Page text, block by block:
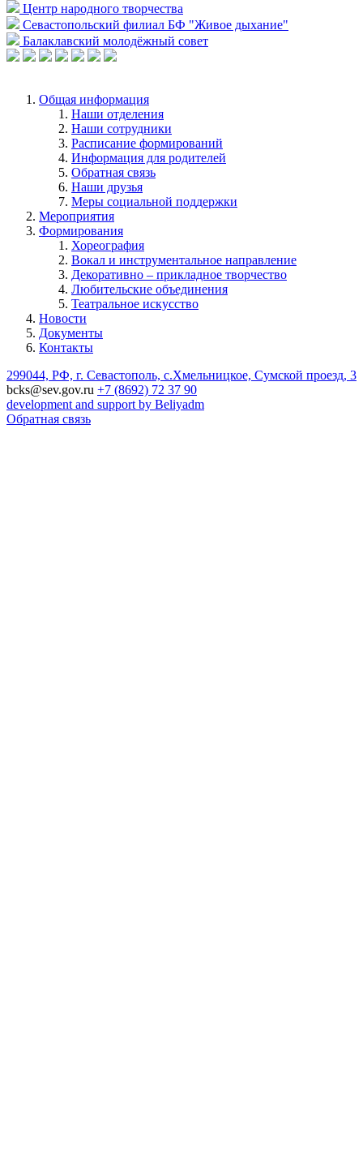
Центр народного творчества
Севастопольский филиал БФ "Живое дыхание"
Балаклавский молодёжный совет
Общая информация
Наши отделения
Наши сотрудники
Расписание формирований
Информация для родителей
Обратная связь
Наши друзья
Меры социальной поддержки
Мероприятия
Формирования
Хореография
Вокал и инструментальное направление
Декоративно – прикладное творчество
Любительские объединения
Театральное искусство
Новости
Документы
Контакты
299044, РФ, г. Севастополь, с.Хмельницкое, Сумской проезд, 3
bcks@sev.gov.ru +7 (8692) 72 37 90
development and support by Beliyadm
Обратная связь